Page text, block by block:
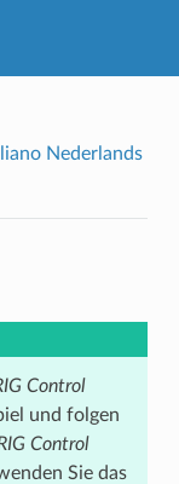
Nederlands
Control
und folgen
Control
Sie das